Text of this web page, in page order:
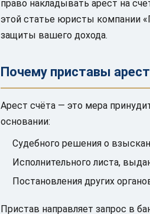
право накладывать арест на
этой статье юристы компании
защиты вашего дохода.
Почему приставы
Арест счёта — это мера
основании:
Судебного решения о
Исполнительного листа,
Постановления других
Пристав направляет запрос в